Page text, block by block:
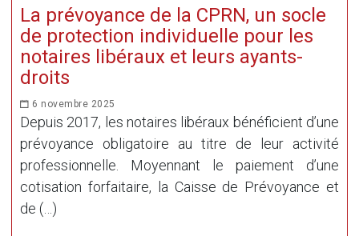
La prévoyance de la CPRN, un socle
de protection individuelle pour les
notaires libéraux et leurs ayants-
droits
6 novembre 2025
Depuis 2017, les notaires libéraux bénéficient d’une
prévoyance obligatoire au titre de leur activité
professionnelle. Moyennant le paiement d’une
cotisation forfaitaire, la Caisse de Prévoyance et
de (…)